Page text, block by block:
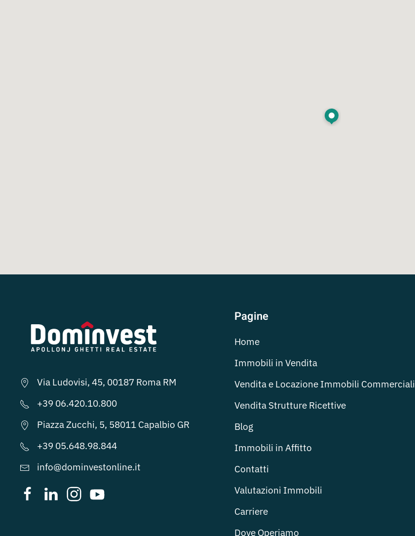
Via Ludovisi, 45, 00187 Roma RM
+39 06.420.10.800
Piazza Zucchi, 5, 58011 Capalbio GR
+39 05.648.98.844
info@dominvestonline.it
Pagine
Home
Immobili in Vendita
Vendita e Locazione Immobili Commerciali
Vendita Strutture Ricettive
Blog
Immobili in Affitto
Contatti
Valutazioni Immobili
Carriere
Dove Operiamo